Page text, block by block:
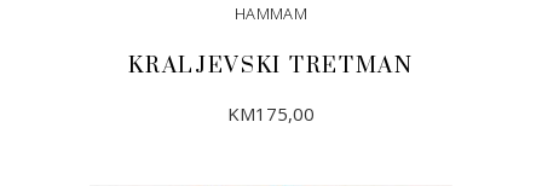
HAMMAM
KRALJEVSKI TRETMAN
KM175,00